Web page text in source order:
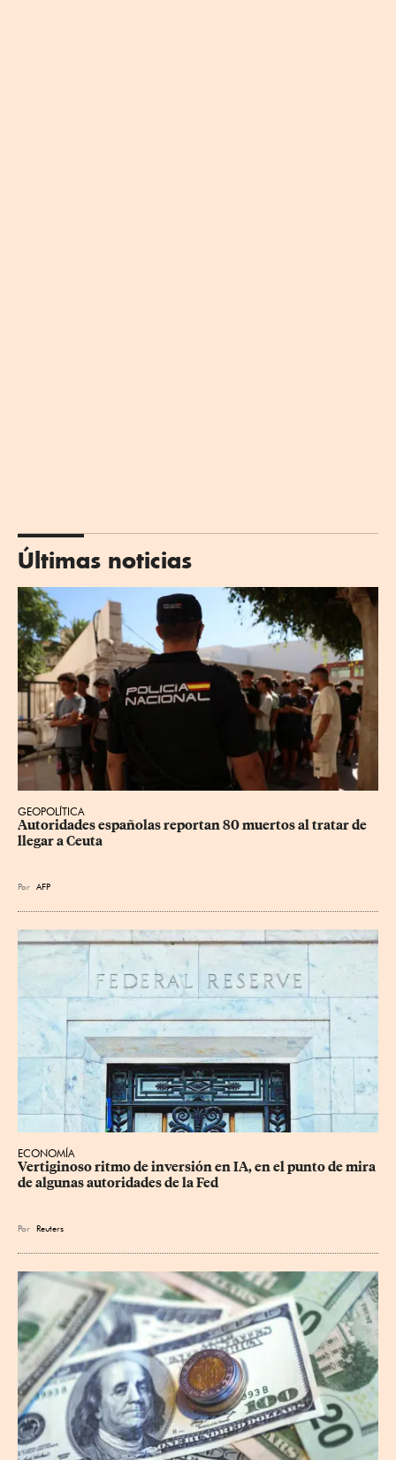
Últimas noticias
GEOPOLÍTICA
Autoridades españolas reportan 80 muertos al tratar de
llegar a Ceuta
Por AFP
ECONOMÍA
Vertiginoso ritmo de inversión en IA, en el punto de mira
de algunas autoridades de la Fed
Por Reuters